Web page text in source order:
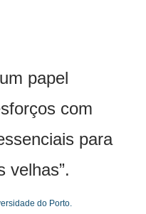
papel
com
para
velhas”.
do Porto.